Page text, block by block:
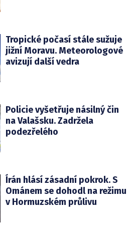
Tropické počasí stále sužuje
jižní Moravu. Meteorologové
avizují další vedra
Policie vyšetřuje násilný čin
na Valašsku. Zadržela
podezřelého
Írán hlásí zásadní pokrok. S
Ománem se dohodl na režimu
v Hormuzském průlivu